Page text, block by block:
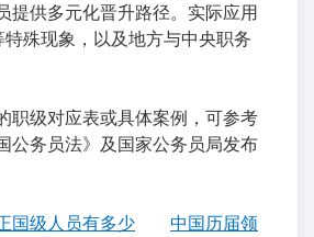
提供多元化晋升路径。实际应用
特殊现象，以及地方与中央职务
职级对应表或具体案例，可参考
公务员法》及国家公务员局发布
国级人员有多少
中国历届领